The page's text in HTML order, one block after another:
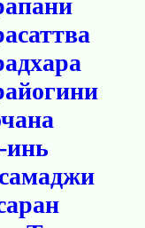
инь